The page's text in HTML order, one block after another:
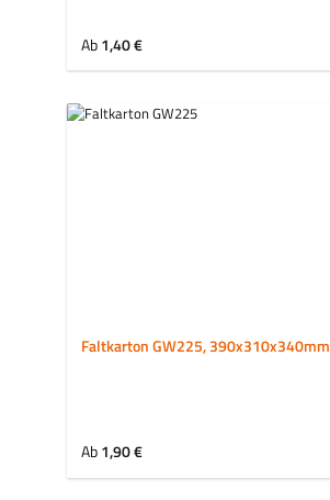
Regulärer Preis:
Ab1,40 €
Faltkarton GW225, 390x310x340mm
Regulärer Preis:
Ab1,90 €